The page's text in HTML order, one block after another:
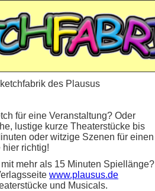
des Plausus
für eine Veranstaltung? Oder
lustige kurze Theaterstücke bis
oder witzige Szenen für einen
richtig!
mehr als 15 Minuten Spiellänge?
www.plausus.de
und Musicals.